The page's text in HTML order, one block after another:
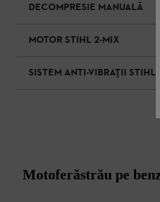
DECOMPRESIE MANUALĂ
MOTOR STIHL 2-MIX
SISTEM ANTI-VIBRAȚII STIHL
Motoferăstrău pe